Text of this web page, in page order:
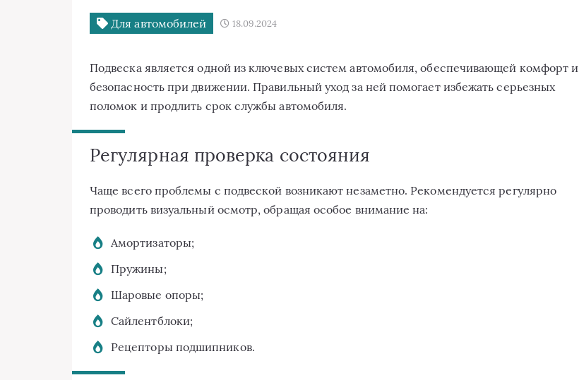
Для автомобилей 18.09.2024
Подвеска является одной из ключевых систем автомобиля, обеспечивающей комфорт и
безопасность при движении. Правильный уход за ней помогает избежать серьезных
поломок и продлить срок службы автомобиля.
Регулярная проверка состояния
Чаще всего проблемы с подвеской возникают незаметно. Рекомендуется регулярно
проводить визуальный осмотр, обращая особое внимание на:
Амортизаторы;
Пружины;
Шаровые опоры;
Сайлентблоки;
Рецепторы подшипников.